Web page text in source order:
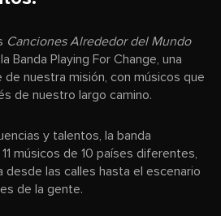
Canciones Alrededor del Mundo
Banda Playing For Change, una
nuestra misión, con músicos que
de nuestro largo camino.
y talentos, la banda
músicos de 10 países diferentes,
desde las calles hasta el escenario
de la gente.